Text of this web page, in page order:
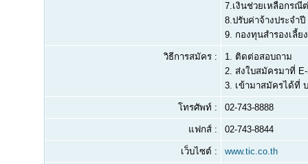
7.เงินช่วยเหลือกรณี
8.ปรับค่าจ้างประจำปี
9. กองทุนสำรองเลี้ย
วิธีการสมัคร :
1. ติดต่อสอบถาม
2. ส่งใบสมัครมาที่
3. เข้ามาสมัครได้ที่
โทรศัพท์ : 02-743-8888
แฟกส์ : 02-743-8844
เว็บไซต์ : www.tic.co.th